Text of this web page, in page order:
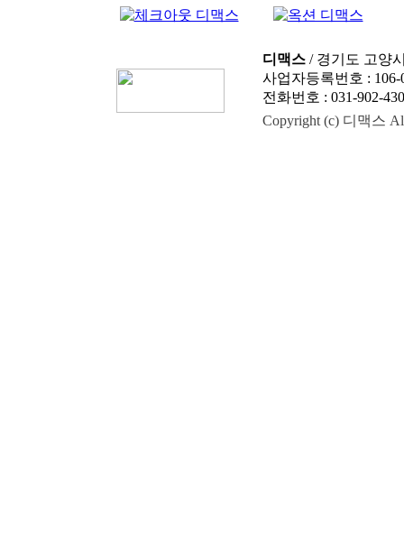
디맥스/ 경기도 고양
사업자등록번호 :
전화번호 : 031-902-
Copyright (c) 디맥스